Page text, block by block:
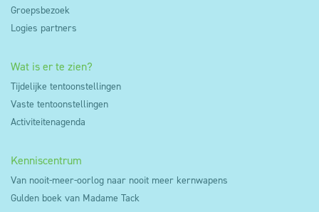
Groepsbezoek
Logies partners
Wat is er te zien?
Tijdelijke tentoonstellingen
Vaste tentoonstellingen
Activiteitenagenda
Kenniscentrum
Van nooit-meer-oorlog naar nooit meer kernwapens
Gulden boek van Madame Tack